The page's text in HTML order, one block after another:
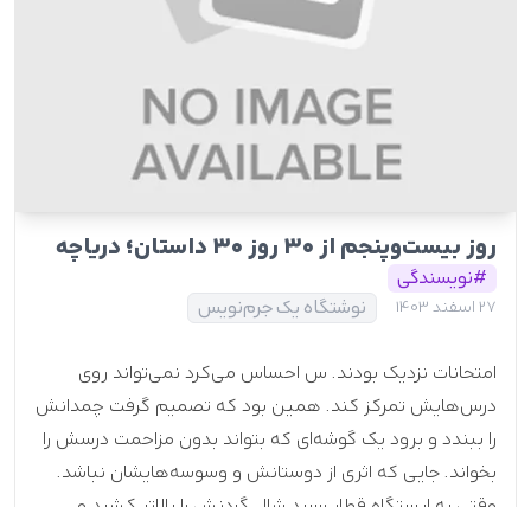
روز بیست‌وپنجم از ۳۰ روز ۳۰ داستان؛ دریاچه
#نویسندگی
27 اسفند 1403 نوشتگاه یک جرم‌نویس
امتحانات نزدیک بودند. س احساس می‌کرد نمی‌تواند روی
درس‌هایش تمرکز کند. همین بود که تصمیم گرفت چمدانش
را ببندد و برود یک گوشه‌ای که بتواند بدون مزاحمت درسش را
بخواند. جایی که اثری از دوستانش و وسوسه‌هایشان نباشد.